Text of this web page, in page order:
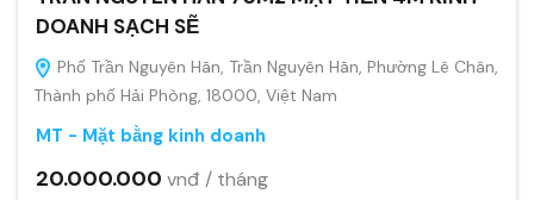
DOANH SẠCH SẼ
Phố Trần Nguyên Hãn, Trần Nguyên Hãn, Phường Lê Chân,
Thành phố Hải Phòng, 18000, Việt Nam
MT - Mặt bằng kinh doanh
20.000.000 vnđ / tháng